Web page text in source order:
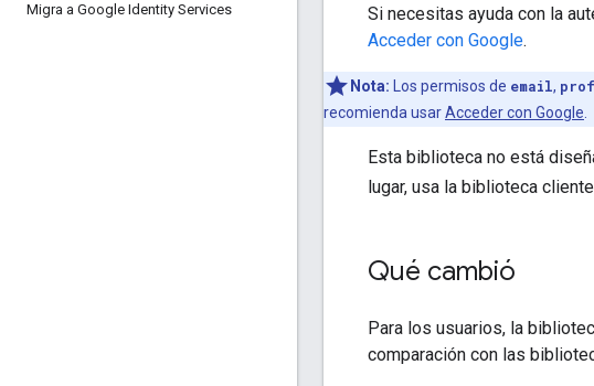
Migra a Google Identity Services
Si necesitas ayuda con la
Acceder con Google.
Nota: Los permisos de email,
recomienda usarAcceder con Google
Esta biblioteca no está
lugar, usa la biblioteca
Qué cambió
Para los usuarios, la
comparación con las